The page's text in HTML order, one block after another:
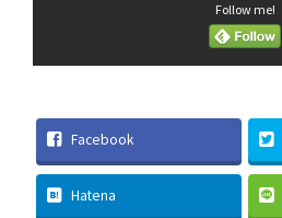
Follow me!
Facebook
Hatena